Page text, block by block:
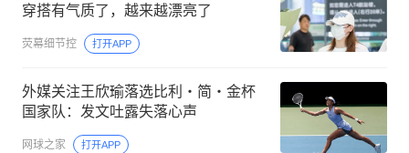
穿搭有气质了，越来越漂亮了
荧幕细节控 打开APP
外媒关注王欣瑜落选比利・简・金杯
国家队：发文吐露失落心声
网球之家 打开APP